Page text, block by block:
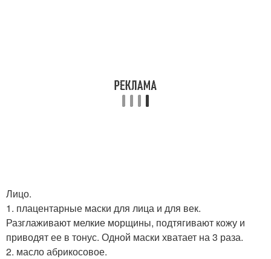
Лицо.
1. плацентарные маски для лица и для век.
Разглаживают мелкие морщины, подтягивают кожу и
приводят ее в тонус. Одной маски хватает на 3 раза.
2. масло абрикосовое.